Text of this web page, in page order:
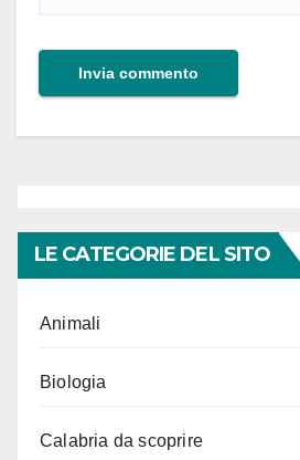
LE CATEGORIE DEL SITO
Animali
Biologia
Calabria da scoprire